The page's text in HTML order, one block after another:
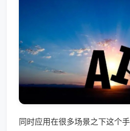
同时应用在很多场景之下这个